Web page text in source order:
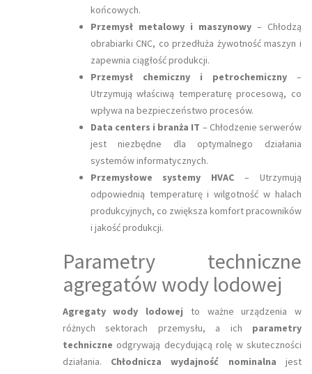
końcowych.
Przemysł metalowy i maszynowy– Chłodzą
obrabiarki CNC, co przedłuża żywotność maszyn i
zapewnia ciągłość produkcji.
Przemysł chemiczny i petrochemiczny–
Utrzymują właściwą temperaturę procesową, co
wpływa na bezpieczeństwo procesów.
Data centers i branża IT – Chłodzenie serwerów
jest niezbędne dla optymalnego działania
systemów informatycznych.
Przemysłowe systemy HVAC – Utrzymują
odpowiednią temperaturę i wilgotność w halach
produkcyjnych, co zwiększa komfort pracowników
i jakość produkcji.
Parametry techniczne
agregatów wody lodowej
Agregaty wody lodowej to ważne urządzenia w
różnych sektorach przemysłu, a ich parametry
techniczne odgrywają decydującą rolę w skuteczności
działania. Chłodnicza wydajność nominalna jest